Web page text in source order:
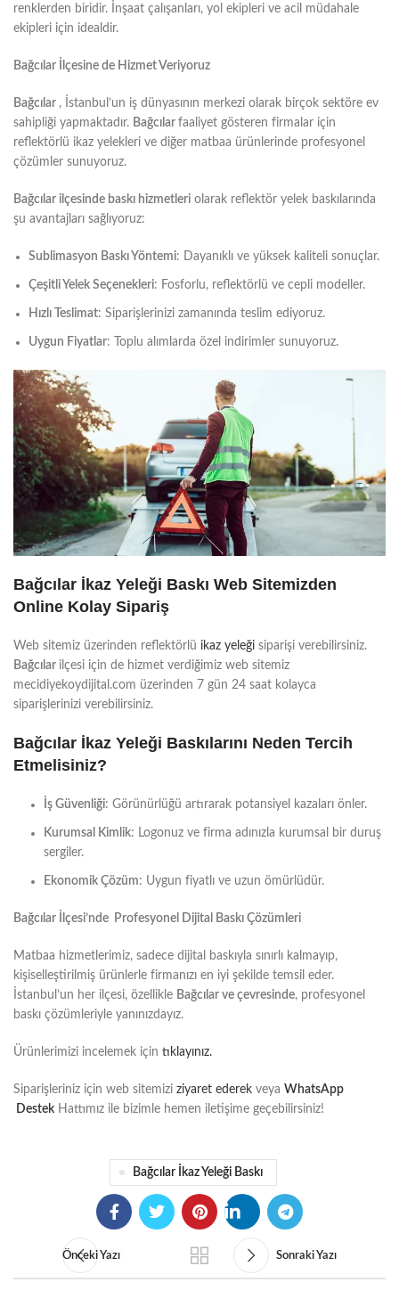
renklerden biridir. İnşaat çalışanları, yol ekipleri ve acil müdahale
ekipleri için idealdir.
Bağcılar İlçesine de Hizmet Veriyoruz
Bağcılar , İstanbul’un iş dünyasının merkezi olarak birçok sektöre ev
sahipliği yapmaktadır. Bağcılar faaliyet gösteren firmalar için
reflektörlü ikaz yelekleri ve diğer matbaa ürünlerinde profesyonel
çözümler sunuyoruz.
Bağcılar ilçesinde baskı hizmetleri olarak reflektör yelek baskılarında
şu avantajları sağlıyoruz:
Sublimasyon Baskı Yöntemi: Dayanıklı ve yüksek kaliteli sonuçlar.
Çeşitli Yelek Seçenekleri: Fosforlu, reflektörlü ve cepli modeller.
Hızlı Teslimat: Siparişlerinizi zamanında teslim ediyoruz.
Uygun Fiyatlar: Toplu alımlarda özel indirimler sunuyoruz.
Bağcılar İkaz Yeleği Baskı Web Sitemizden
Online Kolay Sipariş
Web sitemiz üzerinden reflektörlü ikaz yeleği siparişi verebilirsiniz.
Bağcılar ilçesi için de hizmet verdiğimiz web sitemiz
mecidiyekoydijital.com üzerinden 7 gün 24 saat kolayca
siparişlerinizi verebilirsiniz.
Bağcılar İkaz Yeleği Baskılarını Neden Tercih
Etmelisiniz?
İş Güvenliği: Görünürlüğü artırarak potansiyel kazaları önler.
Kurumsal Kimlik: Logonuz ve firma adınızla kurumsal bir duruş
sergiler.
Ekonomik Çözüm: Uygun fiyatlı ve uzun ömürlüdür.
Bağcılar İlçesi’nde Profesyonel Dijital Baskı Çözümleri
Matbaa hizmetlerimiz, sadece dijital baskıyla sınırlı kalmayıp,
kişiselleştirilmiş ürünlerle firmanızı en iyi şekilde temsil eder.
İstanbul’un her ilçesi, özellikle Bağcılar ve çevresinde, profesyonel
baskı çözümleriyle yanınızdayız.
Ürünlerimizi incelemek için tıklayınız.
Siparişleriniz için web sitemizi ziyaret ederek veya WhatsApp
Destek Hattımız ile bizimle hemen iletişime geçebilirsiniz!
Bağcılar İkaz Yeleği Baskı
Önceki Yazı Sonraki Yazı